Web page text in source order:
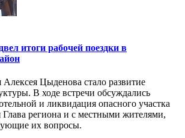
итоги рабочей поездки в
Цыденова стало развитие
В ходе встречи обсуждались
и ликвидация опасного участка
региона и с местными жителями,
их вопросы.